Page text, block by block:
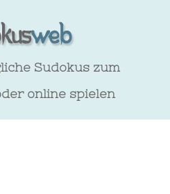
Sudokus zum
online spielen